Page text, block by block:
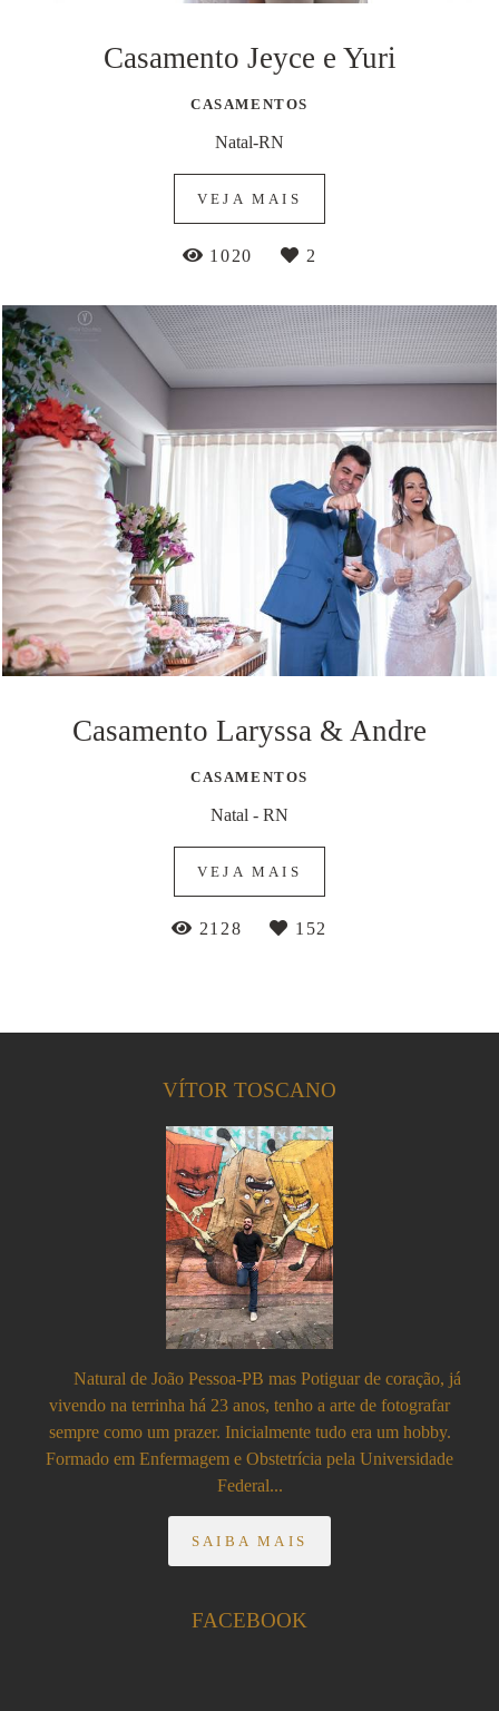
Casamento Jeyce e Yuri
CASAMENTOS
Natal-RN
VEJA MAIS
1020 2
Casamento Laryssa & Andre
CASAMENTOS
Natal - RN
VEJA MAIS
2128 152
VÍTOR TOSCANO
Natural de João Pessoa-PB mas Potiguar de coração, já
vivendo na terrinha há 23 anos, tenho a arte de fotografar
sempre como um prazer. Inicialmente tudo era um hobby.
Formado em Enfermagem e Obstetrícia pela Universidade
Federal...
SAIBA MAIS
FACEBOOK